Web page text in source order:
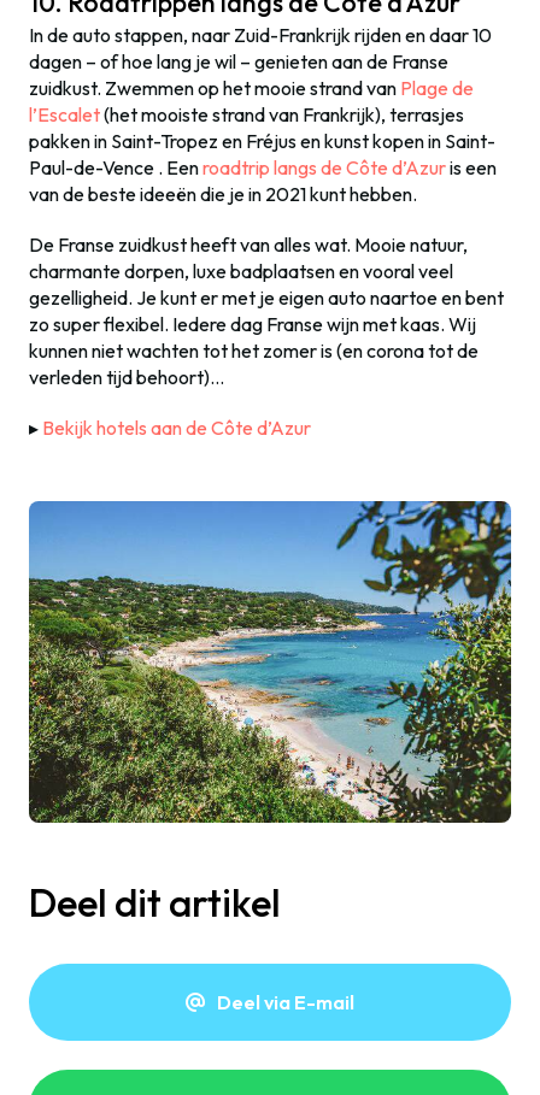
In de auto stappen, naar Zuid-Frankrijk rijden en daar 10
dagen – of hoe lang je wil – genieten aan de Franse
zuidkust. Zwemmen op het mooie strand van Plage de
l’Escalet(het mooiste strand van Frankrijk), terrasjes
pakken in Saint-Tropez en Fréjus en kunst kopen in Saint-
Paul-de-Vence . Eenroadtrip langs de Côte d’Azuris een
van de beste ideeën die je in 2021 kunt hebben.
De Franse zuidkust heeft van alles wat. Mooie natuur,
charmante dorpen, luxe badplaatsen en vooral veel
gezelligheid. Je kunt er met je eigen auto naartoe en bent
zo super flexibel. Iedere dag Franse wijn met kaas. Wij
kunnen niet wachten tot het zomer is (en corona tot de
verleden tijd behoort)…
▸ Bekijk hotels aan de Côte d’Azur
Deel dit artikel
Deel via E-mail